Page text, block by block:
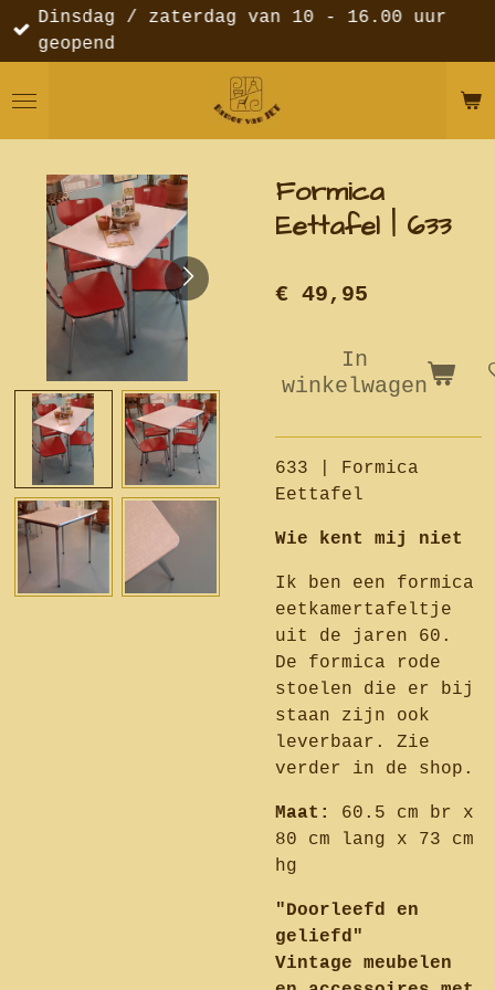
Ga
direct
de
Dinsdag / zaterdag van 10 - 16.00 uur
geopend
Formica
Eettafel | 633
€ 49,95
In
winkelwagen
633 | Formica
Eettafel
Wie kent mij niet
Ik ben een formica
eetkamertafeltje
uit de jaren 60.
De formica rode
stoelen die er bij
staan zijn ook
leverbaar. Zie
verder in de shop.
Maat:
60.5 cm br x
80 cm lang x 73 cm
hg
"Doorleefd en
geliefd"
Vintage meubelen